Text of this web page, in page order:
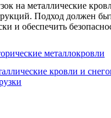
на металлические
Подход должен
и обеспечить
металлокровли
кровли и